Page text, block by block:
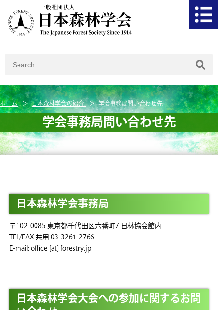
ホーム 日本森林学会の紹介 学会事務局問い合わせ先
学会事務局問い合わせ先
日本森林学会事務局
〒102-0085 東京都千代田区六番町7 日林協会館内
TEL/FAX 共用 03-3261-2766
E-mail: office [at] forestry.jp
日本森林学会大会への参加に関するお問